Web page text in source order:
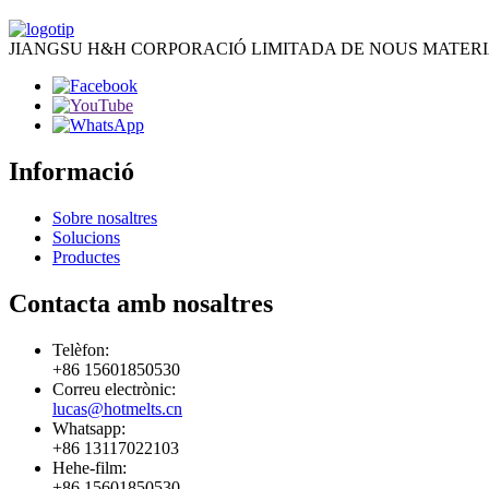
JIANGSU H&H CORPORACIÓ LIMITADA DE NOUS
Informació
Sobre nosaltres
Solucions
Productes
Contacta amb nosaltres
Telèfon:
+86 15601850530
Correu electrònic:
lucas@hotmelts.cn
Whatsapp:
+86 13117022103
Hehe-film: